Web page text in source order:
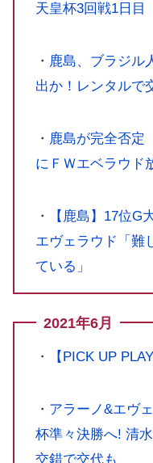
天皇杯3回戦1日目
・ 鹿島、ブラジル
出か！レンタルで
・ 鹿島が完全否
にＦＷエベラウド
・
【鹿島】17位G
エヴェラウド「難
ている」
2021年6月
・ 【PICK UP
・ アラーノ&エヴ
杯準々決勝へ! 清
交錯で交代も